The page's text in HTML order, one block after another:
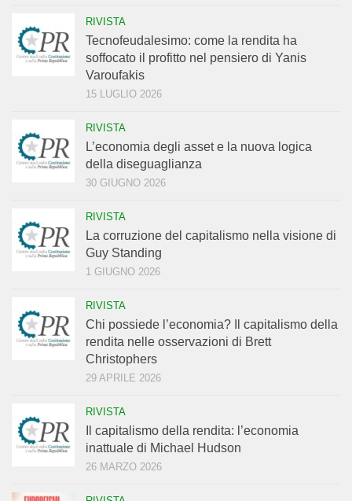
RIVISTA
Tecnofeudalesimo: come la rendita ha
soffocato il profitto nel pensiero di Yanis
Varoufakis
15 LUGLIO 2026
RIVISTA
L’economia degli asset e la nuova logica
della diseguaglianza
30 GIUGNO 2026
RIVISTA
La corruzione del capitalismo nella visione di
Guy Standing
1 GIUGNO 2026
RIVISTA
Chi possiede l’economia? Il capitalismo della
rendita nelle osservazioni di Brett
Christophers
29 APRILE 2026
RIVISTA
Il capitalismo della rendita: l’economia
inattuale di Michael Hudson
26 MARZO 2026